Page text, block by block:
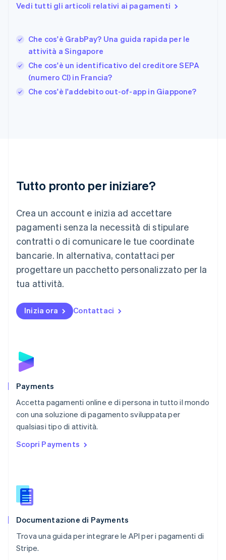
Vedi tutti gli articoli relativi ai pagamenti
Che cos'è GrabPay? Una guida rapida per le
attività a Singapore
Che cos'è un identificativo del creditore SEPA
(numero CI) in Francia?
Che cos'è l'addebito out-of-app in Giappone?
Tutto pronto per iniziare?
Crea un account e inizia ad accettare
pagamenti senza la necessità di stipulare
contratti o di comunicare le tue coordinate
bancarie. In alternativa, contattaci per
progettare un pacchetto personalizzato per la
tua attività.
Inizia ora Contattaci
Payments
Accetta pagamenti online e di persona in tutto il mondo
con una soluzione di pagamento sviluppata per
qualsiasi tipo di attività.
Scopri Payments
Documentazione di Payments
Trova una guida per integrare le API per i pagamenti di
Stripe.
Germania
日本語English
Gibilterra
Grecia
English
India
Lituania
Lussemburgo
Deutsch English
Malaysia
English 简体中文
Malta
Messico
EspañolEnglish
English
Nuova Zelanda
Polonia
English
Português
English简体中文
Regno Unito
English
English
English
Slovacchia
Slovenia
Spagna
Español